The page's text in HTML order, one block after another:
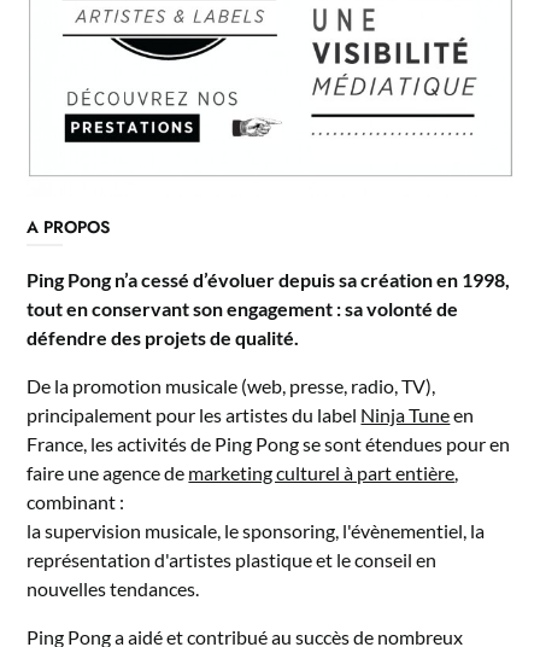
A PROPOS
Ping Pong n’a cessé d’évoluer depuis sa création en 1998,
tout en conservant son engagement : sa volonté de
défendre des projets de qualité.
De la promotion musicale (web, presse, radio, TV),
principalement pour les artistes du label Ninja Tuneen
France, les activités de Ping Pong se sont étendues pour en
faire une agence de marketing culturel à part entière
combinant :
la supervision musicale, le sponsoring, l'évènementiel, la
représentation d'artistes plastique et le conseil en
nouvelles tendances.
Ping Pong a aidé et contribué au succès de nombreux